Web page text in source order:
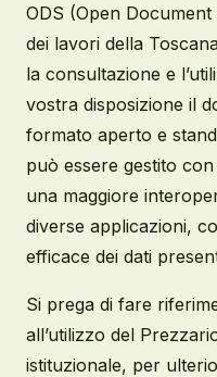
ODS (Open
dei lavori della
la consultazione e
vostra disposizione il
formato aperto e
può essere gestito
una maggiore
diverse applicazioni,
efficace dei dati
Si prega di fare
all’utilizzo del
istituzionale, per